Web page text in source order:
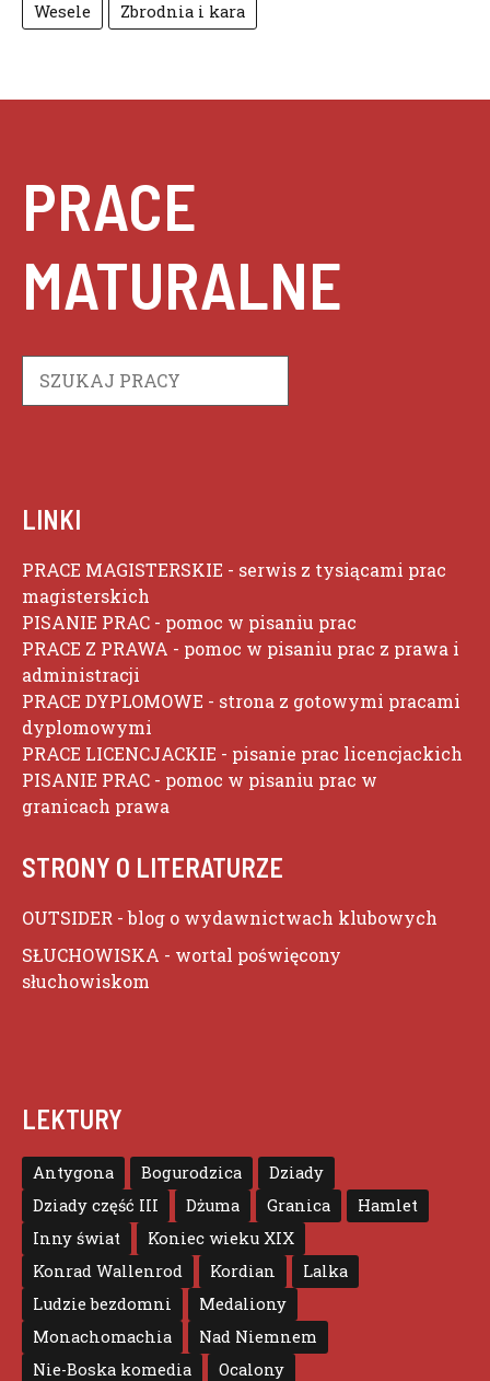
Wesele
Zbrodnia i kara
PRACE
MATURALNE
LINKI
PRACE MAGISTERSKIE - serwis z tysiącami prac
magisterskich
PISANIE PRAC - pomoc w pisaniu prac
PRACE Z PRAWA - pomoc w pisaniu prac z prawa i
administracji
PRACE DYPLOMOWE - strona z gotowymi pracami
dyplomowymi
PRACE LICENCJACKIE - pisanie prac licencjackich
PISANIE PRAC - pomoc w pisaniu prac w
granicach prawa
STRONY O LITERATURZE
OUTSIDER - blog o wydawnictwach klubowych
SŁUCHOWISKA - wortal poświęcony
słuchowiskom
LEKTURY
Antygona Bogurodzica
Dziady
Dziady część III
Dżuma Granica
Hamlet
Inny świat
Koniec wieku XIX
Konrad Wallenrod
Kordian
Lalka
Ludzie bezdomni
Medaliony
Monachomachia
Nad Niemnem
Nie-Boska komedia
Ocalony